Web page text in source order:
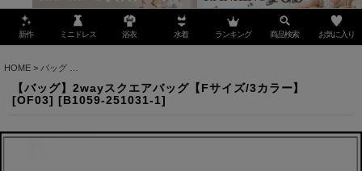
新作 ミニドレス 浴衣 水着 ランキング 商品検索 お気に入り
HOME > バッグ
【バッグ】2wayスクエアバッグ【Fサイズ/3カラー】
[OF03] [B1059-251031-1]